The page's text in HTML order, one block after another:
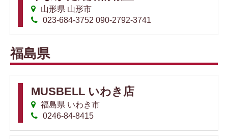
山形県 山形市
023-684-3752 090-2792-3741
福島県
MUSBELL いわき店
福島県 いわき市
0246-84-8415